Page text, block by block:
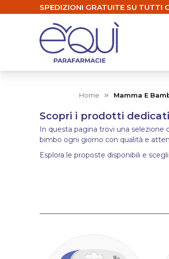
SPEDIZIONI GRATUITE SU TUTTI
Home Mamma E
Scopri i prodotti
In questa pagina trovi una
bimbo ogni giorno con qualità e
Esplora le proposte disponibili e